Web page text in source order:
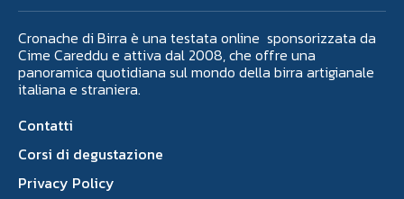
Cronache di Birra è una testata online sponsorizzata da
Cime Careddu e attiva dal 2008, che offre una
panoramica quotidiana sul mondo della birra artigianale
italiana e straniera.
Contatti
Corsi di degustazione
Privacy Policy